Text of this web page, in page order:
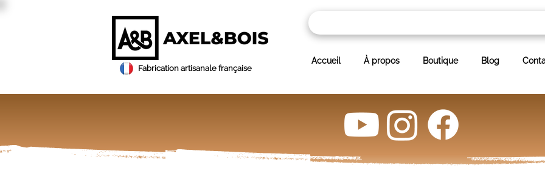
Fabrication artisanale française
Accueil À propos Boutique Blog